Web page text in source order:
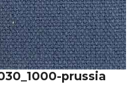
prussia